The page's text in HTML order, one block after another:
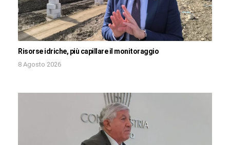
Risorse idriche, più capillare il monitoraggio
8 Agosto 2026